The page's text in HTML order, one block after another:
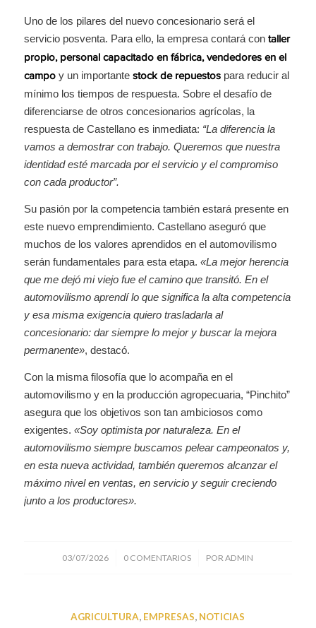
Uno de los pilares del nuevo concesionario será el
servicio posventa. Para ello, la empresa contará con taller
propio, personal capacitado en fábrica, vendedores en el
campoy un importante stock de repuestospara reducir al
mínimo los tiempos de respuesta. Sobre el desafío de
diferenciarse de otros concesionarios agrícolas, la
respuesta de Castellano es inmediata: “La diferencia la
vamos a demostrar con trabajo. Queremos que nuestra
identidad esté marcada por el servicio y el compromiso
con cada productor”.
Su pasión por la competencia también estará presente en
este nuevo emprendimiento. Castellano aseguró que
muchos de los valores aprendidos en el automovilismo
serán fundamentales para esta etapa. «La mejor herencia
que me dejó mi viejo fue el camino que transitó. En el
automovilismo aprendí lo que significa la alta competencia
y esa misma exigencia quiero trasladarla al
concesionario: dar siempre lo mejor y buscar la mejora
permanente», destacó.
Con la misma filosofía que lo acompaña en el
automovilismo y en la producción agropecuaria, “Pinchito”
asegura que los objetivos son tan ambiciosos como
exigentes. «Soy optimista por naturaleza. En el
automovilismo siempre buscamos pelear campeonatos y,
en esta nueva actividad, también queremos alcanzar el
máximo nivel en ventas, en servicio y seguir creciendo
junto a los productores».
03/07/2026
/ 0 COMENTARIOS
/ PORADMIN
AGRICULTURA, EMPRESAS, NOTICIAS